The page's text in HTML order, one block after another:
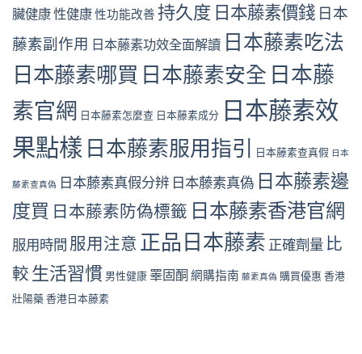
臟健康性健康性功能改善 持久度 日本藤素價錢 日本
藤素副作用 日本藤素功效全面解讀 日本藤素吃法
日本藤素哪買 日本藤素安全 日本藤
素官網 日本藤素怎麼查 日本藤素成分 日本藤素效
果點樣 日本藤素服用指引 日本藤素查真假 日本
藤素查真偽 日本藤素真假分辨 日本藤素真偽 日本藤素邊
度買 日本藤素防偽標籤 日本藤素香港官網
服用時間 服用注意 正品日本藤素 正確劑量 比
較 生活習慣 男性健康睪固酮網購指南 藤素真偽 購買優惠 香港
壯陽藥香港日本藤素